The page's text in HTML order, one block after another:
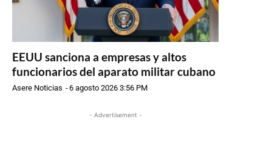
EEUU sanciona a empresas y altos
funcionarios del aparato militar cubano
Asere Noticias -6 agosto 2026 3:56 PM
- Advertisement -